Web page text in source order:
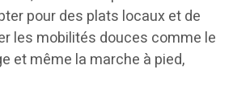
pour des plats locaux et de
les mobilités douces comme le
et même la marche à pied,